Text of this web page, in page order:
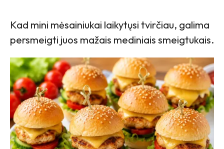
Kad mini mėsainiukai laikytųsi tvirčiau, galima
persmeigti juos mažais mediniais smeigtukais.